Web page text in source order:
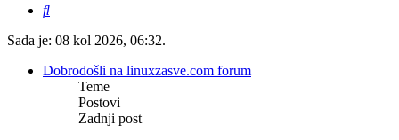
Pretražnik
Sada je: 08 kol 2026, 06:32.
Dobrodošli na linuxzasve.com forum
Teme
Postovi
Zadnji post